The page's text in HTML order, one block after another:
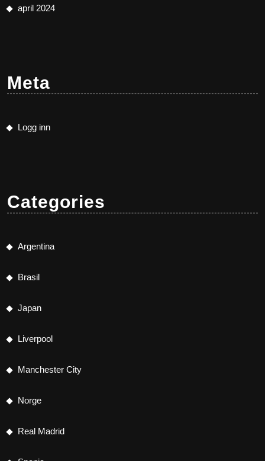
april 2024
Meta
Logg inn
Categories
Argentina
Brasil
Japan
Liverpool
Manchester City
Norge
Real Madrid